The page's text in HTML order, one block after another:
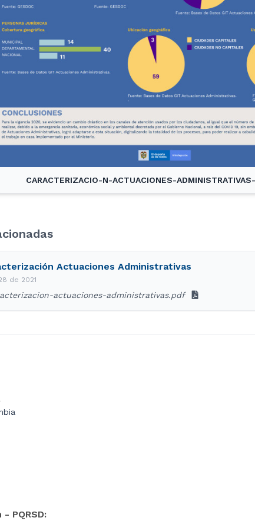
CARACTERIZACIO-N-ACTUACIONES-
Actuaciones Administrativas
de 2021
actuaciones-administrativas.pdf
PQRSD: